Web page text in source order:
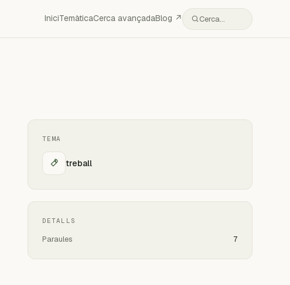
IniciTemàticaCerca avançadaBlog ↗ Cerca…
TEMA
treball
DETALLS
Paraules 7